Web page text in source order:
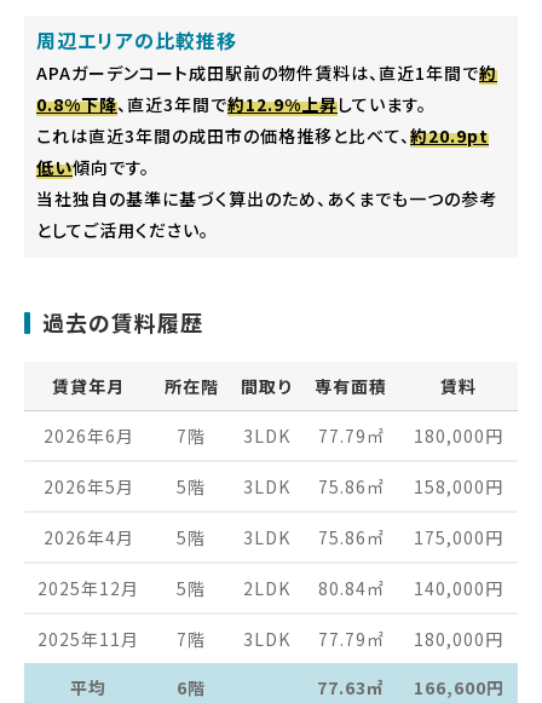
周辺エリアの比較推移
APAガーデンコート成田駅前の物件賃料は、直近1年間で約
0.8%下降、直近3年間で約12.9%上昇しています。
これは直近3年間の成田市の価格推移と比べて、約20.9pt
低い傾向です。
当社独自の基準に基づく算出のため、あくまでも一つの参考
としてご活用ください。
過去の賃料履歴
賃貸年月 所在階 間取り 専有面積 賃料
2026年6月 7階 3LDK 77.79 ㎡ 180,000円
2026年5月 5階 3LDK 75.86 ㎡ 158,000円
2026年4月 5階 3LDK 75.86 ㎡ 175,000円
2025年12月 5階 2LDK 80.84㎡ 140,000円
2025年11月 7階 3LDK 77.79 ㎡ 180,000円
平均
6階 77.63㎡ 166,600円